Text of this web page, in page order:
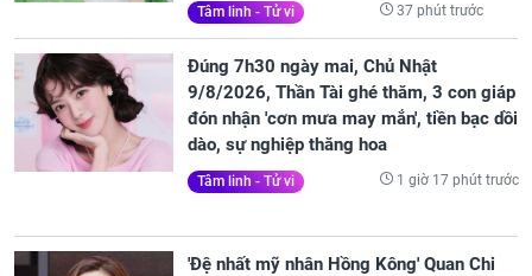
Tâm linh - Tử vi 37 phút trước
Đúng 7h30 ngày mai, Chủ Nhật
9/8/2026, Thần Tài ghé thăm, 3 con giáp
đón nhận 'cơn mưa may mắn', tiền bạc dồi
dào, sự nghiệp thăng hoa
Tâm linh - Tử vi 1 giờ 17 phút trước
'Đệ nhất mỹ nhân Hồng Kông' Quan Chi